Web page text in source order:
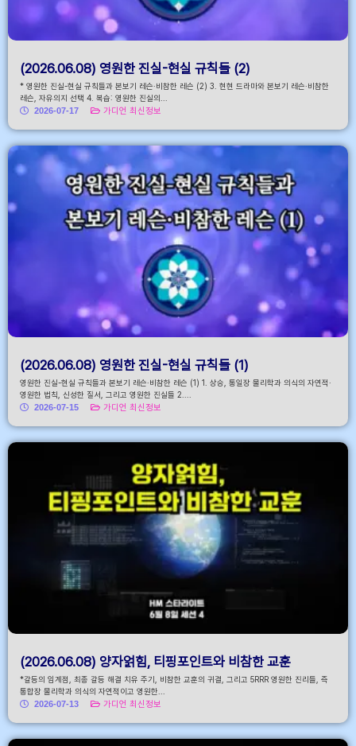
(2026.06.08) 영원한 진실-현실 규칙들 (2)
* 영원한 진실-현실 규칙들과 본보기 레슨·비참한 레슨 (2) 3. 현현 드라마와 본보기 레슨·비참한
레슨, 자유의지 선택 4. 복습: 영원한 진실의...
2026-07-17
가디언 최신정보
(2026.06.08) 영원한 진실-현실 규칙들 (1)
영원한 진실-현실 규칙들과 본보기 레슨·비참한 레슨 (1) 1. 상승, 통일장 물리학과 의식의 자연적·
영원한 법칙, 신성한 질서, 그리고 영원한 진실들 2....
2026-07-15
가디언 최신정보
(2026.06.08) 양자얽힘, 티핑포인트와 비참한 교훈
*갈등의 임계점, 최종 갈등 해결 치유 주기, 비참한 교훈의 귀결, 그리고 5RRR 영원한 진리들, 즉
통합장 물리학과 의식의 자연적이고 영원한...
2026-07-13
가디언 최신정보